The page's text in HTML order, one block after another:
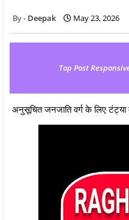
Deepak May 23, 2026
Top Post
अनुसूचित जनजाति वर्ग के लिए